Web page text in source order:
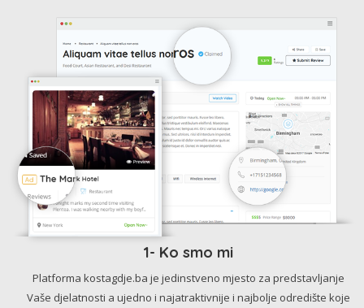
1- Ko smo mi
Platforma kostagdje.ba je jedinstveno mjesto za predstavljanje
Vaše djelatnosti a ujedno i najatraktivnije i najbolje odredište koje